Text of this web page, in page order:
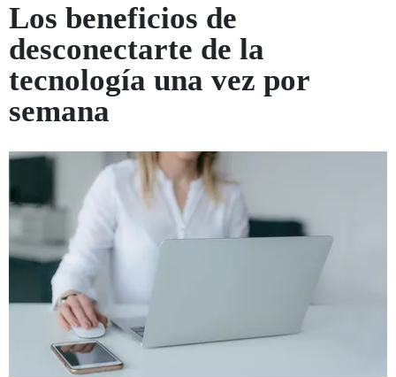
Los beneficios de
desconectarte de la
tecnología una vez por
semana